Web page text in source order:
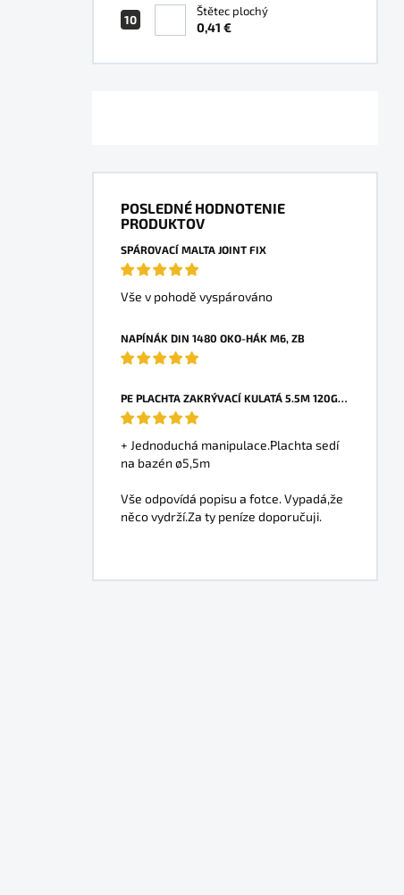
Štětec plochý
0,41 €
POSLEDNÉ HODNOTENIE
PRODUKTOV
SPÁROVACÍ MALTA JOINT FIX
Vše v pohodě vyspárováno
NAPÍNÁK DIN 1480 OKO-HÁK M6, ZB
PE PLACHTA ZAKRÝVACÍ KULATÁ 5.5M 120G/1M2 MODRO-STŘÍBRNÁ
+ Jednoduchá manipulace.Plachta sedí
na bazén ø5,5m
Vše odpovídá popisu a fotce. Vypadá,že
něco vydrží.Za ty peníze doporučuji.